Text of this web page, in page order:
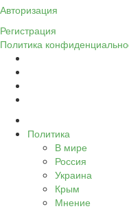
Авторизация
Регистрация
Политика
Политика
В мире
Россия
Украина
Крым
Мнение